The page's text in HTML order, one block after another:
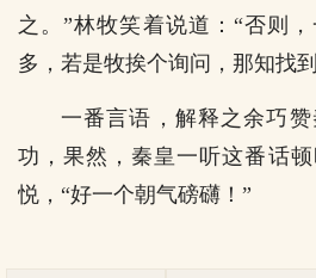
之。”林牧笑着说道：“否则
多，若是牧挨个询问，那知找
一番言语，解释之余巧
功，果然，秦皇一听这番话
悦，“好一个朝气磅礴！”